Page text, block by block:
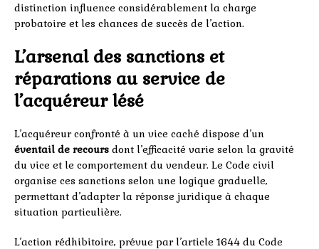
distinction influence considérablement la charge
probatoire et les chances de succès de l’action.
L’arsenal des sanctions et
réparations au service de
l’acquéreur lésé
L’acquéreur confronté à un vice caché dispose d’un
éventail de recours dont l’efficacité varie selon la gravité
du vice et le comportement du vendeur. Le Code civil
organise ces sanctions selon une logique graduelle,
permettant d’adapter la réponse juridique à chaque
situation particulière.
L’action rédhibitoire, prévue par l’article 1644 du Code